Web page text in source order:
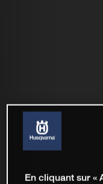
En cliquant sur «